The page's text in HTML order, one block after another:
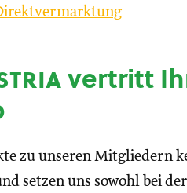
vertritt
zu unseren Mitgliedern
setzen uns sowohl bei